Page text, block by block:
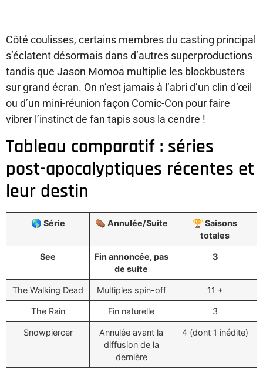
Côté coulisses, certains membres du casting principal
s’éclatent désormais dans d’autres superproductions
tandis que Jason Momoa multiplie les blockbusters
sur grand écran. On n’est jamais à l’abri d’un clin d’œil
ou d’un mini-réunion façon Comic-Con pour faire
vibrer l’instinct de fan tapis sous la cendre !
Tableau comparatif : séries
post-apocalyptiques récentes et
leur destin
🌎 Série ⚰️ Annulée/Suite
🏆 Saisons
totales
See
Fin annoncée, pas
de suite
3
The Walking Dead Multiples spin-off 11 +
The Rain Fin naturelle 3
Snowpiercer
Annulée avant la
diffusion de la
dernière
4 (dont 1 inédite)